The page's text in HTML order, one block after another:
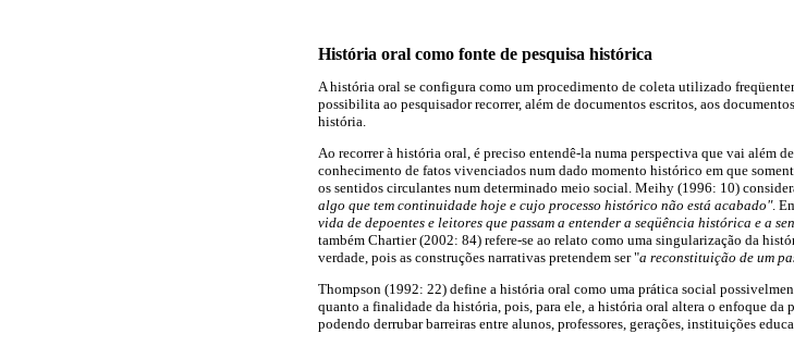
História oral como fonte de pesquisa histórica
A história oral se configura como um procedimento de coleta utilizado
possibilita ao pesquisador recorrer, além de documentos escritos, aos
história.
Ao recorrer à história oral, é preciso entendê-la numa perspectiva que vai além
conhecimento de fatos vivenciados num dado momento histórico em que
os sentidos circulantes num determinado meio social. Meihy (1996: 10)
algo que tem continuidade hoje e cujo processo histórico não está acabado".
vida de depoentes e leitores que passam a entender a seqüência histórica e a
também Chartier (2002: 84) refere-se ao relato como uma singularização da
verdade, pois as construções narrativas pretendem ser "a reconstituição de um
Thompson (1992: 22) define a história oral como uma prática social
quanto a finalidade da história, pois, para ele, a história oral altera o enfoque
podendo derrubar barreiras entre alunos, professores, gerações, instituições